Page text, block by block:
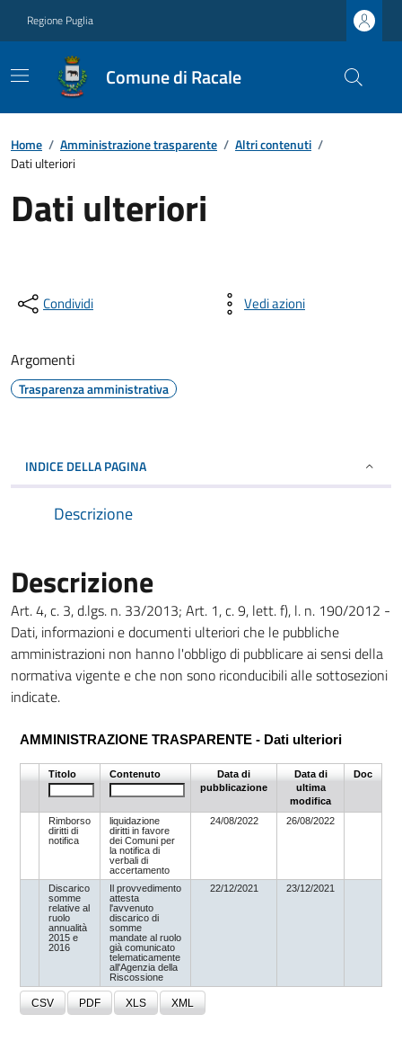
Regione Puglia
Comune di Racale
Home / Amministrazione trasparente / Altri contenuti /
Dati ulteriori
Dati ulteriori
Condividi Vedi azioni
Argomenti
Trasparenza amministrativa
INDICE DELLA PAGINA
Descrizione
Descrizione
Art. 4, c. 3, d.lgs. n. 33/2013; Art. 1, c. 9, lett. f), l. n. 190/2012 -
Dati, informazioni e documenti ulteriori che le pubbliche
amministrazioni non hanno l'obbligo di pubblicare ai sensi della
normativa vigente e che non sono riconducibili alle sottosezioni
indicate.